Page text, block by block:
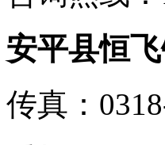
安平县恒
传真：